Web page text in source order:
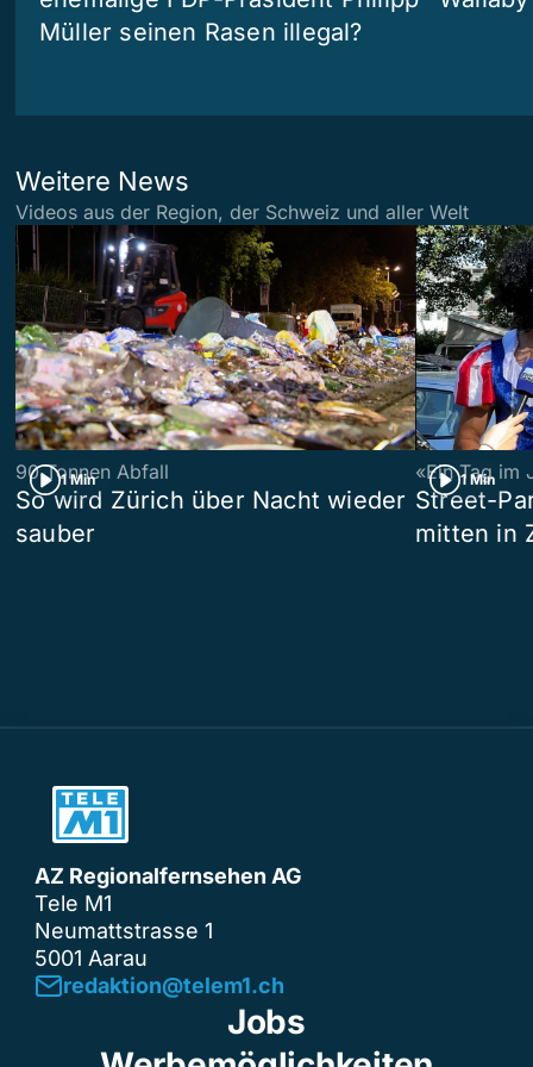
Müller seinen Rasen illegal?
Weitere News
Videos aus der Region, der Schweiz und aller Welt
1 Min
90 Tonnen Abfall
So wird Zürich über Nacht wieder
sauber
1 Min
«Ein Tag im
Street-
mitten in
AZ Regionalfernsehen AG
Tele M1
Neumattstrasse 1
5001 Aarau
redaktion@telem1.ch
Jobs